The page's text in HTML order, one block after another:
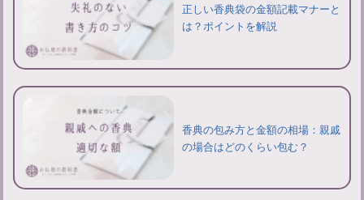
正しい香典袋の金額記載マナーと
は？ポイントを解説
香典の包み方と金額の相場：親戚
の場合はどのくらい包む？